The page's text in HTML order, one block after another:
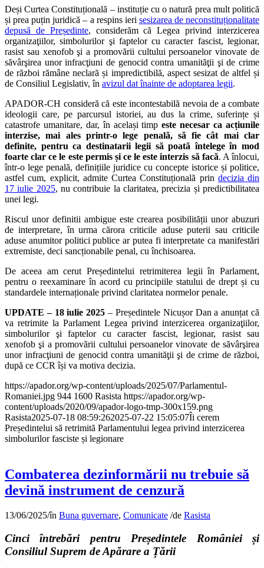
Deși Curtea Constituțională – instituție cu o natură prea mult politică
și prea puțin juridică – a respins ieri sesizarea de neconstituționalitate
depusă de Președinte, considerăm că Legea privind interzicerea
organizaţiilor, simbolurilor şi faptelor cu caracter fascist, legionar,
rasist sau xenofob şi a promovării cultului persoanelor vinovate de
săvârşirea unor infracţiuni de genocid contra umanităţii şi de crime
de război rămâne neclară și impredictibilă, aspect sesizat de altfel și
de Consiliul Legislativ, în avizul dat înainte de adoptarea legii.
APADOR-CH consideră că este incontestabilă nevoia de a combate
ideologii care, pe parcursul istoriei, au dus la crime, suferințe și
catastrofe umanitare, dar, în același timpeste necesar ca acțiunile
interzise, mai ales printr-o lege penală, să fie cât mai clar
definite, pentru ca destinatarii legii să poată întelege în mod
foarte clar ce le este permis și ce le este interzis să facă. A înlocui,
într-o lege penală, definițiile juridice cu concepte istorice și politice,
astfel cum, explicit, admite Curtea Constituțională prin decizia din
17 iulie 2025, nu contribuie la claritatea, precizia și predictibilitatea
unei legi.
Riscul unor definitii ambigue este crearea posibilității unor abuzuri
de interpretare, în urma cărora criticile aduse puterii sau criticile
aduse anumitor politici publice ar putea fi interpretate ca manifestări
extremiste, deci sancționabile penal, cu închisoarea.
De aceea am cerut Președintelui retrimiterea legii în Parlament,
pentru o reexaminare în acord cu principiile statului de drept și cu
standardele internaționale privind claritatea normelor penale.
UPDATE – 18 iulie 2025 – Președintele Nicușor Dan a anunțat că
va retrimite la Parlament Legea privind interzicerea organizaţiilor,
simbolurilor şi faptelor cu caracter fascist, legionar, rasist sau
xenofob şi a promovării cultului persoanelor vinovate de săvârşirea
unor infracţiuni de genocid contra umanităţii şi de crime de război,
după ce CCR își va motiva decizia.
https://apador.org/wp-content/uploads/2025/07/Parlamentul-
Romaniei.jpg 944 1600 Rasista https://apador.org/wp-
content/uploads/2020/09/apador-logo-tmp-300x159.png
Rasista2025-07-18 08:59:262025-07-22 15:05:07Îi cerem
Președintelui să retrimită Parlamentului legea privind interzicerea
simbolurilor fasciste și legionare
Combaterea dezinformării nu trebuie să
devină instrument de cenzură
13/06/2025/în Buna guvernare, Comunicate /de Rasista
Cinci întrebări pentru Președintele României și
Consiliul Suprem de Apărare a Țării